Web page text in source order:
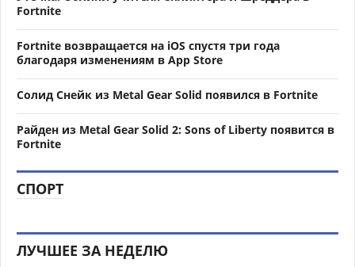
Fortnite
Fortnite возвращается на iOS спустя три года
благодаря изменениям в App Store
Солид Снейк из Metal Gear Solid появился в Fortnite
Райден из Metal Gear Solid 2: Sons of Liberty появится в
Fortnite
СПОРТ
ЛУЧШЕЕ ЗА НЕДЕЛЮ